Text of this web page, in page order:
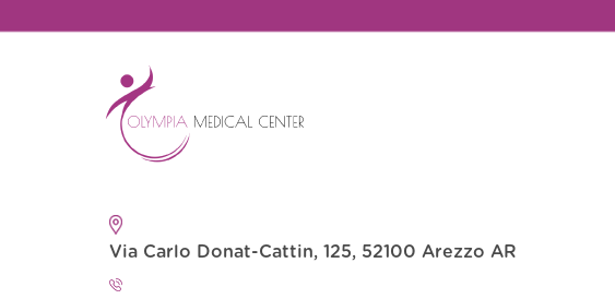
Via Carlo Donat-Cattin, 125, 52100 Arezzo AR